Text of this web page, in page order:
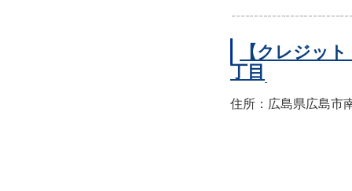
【クレジッ
丁目
住所：広島県広島市